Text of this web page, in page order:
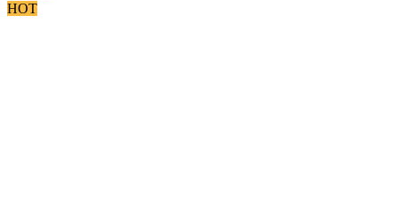
HOT